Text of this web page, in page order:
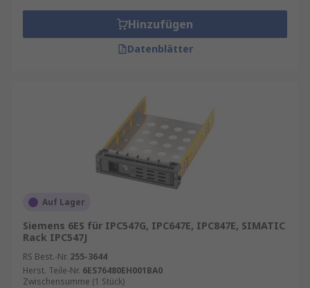
Hinzufügen
Datenblätter
Auf Lager
Siemens 6ES für IPC547G, IPC647E, IPC847E, SIMATIC
Rack IPC547J
RS Best.-Nr. 255-3644
Herst. Teile-Nr. 6ES76480EH001BA0
Zwischensumme (1 Stück)